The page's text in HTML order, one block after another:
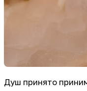
Душ принято